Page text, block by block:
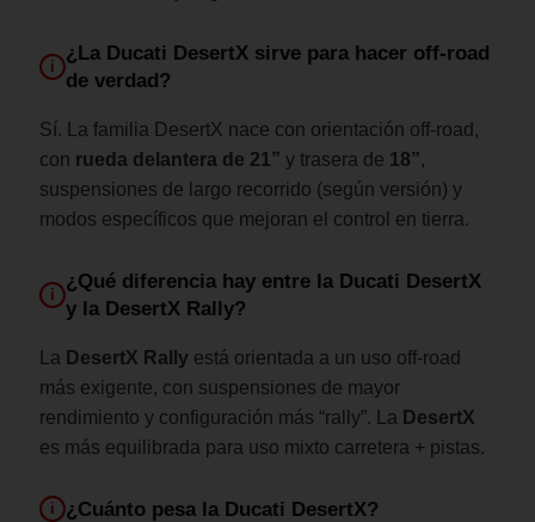
i
¿La Ducati DesertX sirve para hacer off-road
de verdad?
Sí. La familia DesertX nace con orientación off-road,
con rueda delantera de 21” y trasera de 18”,
suspensiones de largo recorrido (según versión) y
modos específicos que mejoran el control en tierra.
i
¿Qué diferencia hay entre la Ducati DesertX
y la DesertX Rally?
La DesertX Rallyestá orientada a un uso off-road
más exigente, con suspensiones de mayor
rendimiento y configuración más “rally”. La DesertX
es más equilibrada para uso mixto carretera + pistas.
i ¿Cuánto pesa la Ducati DesertX?